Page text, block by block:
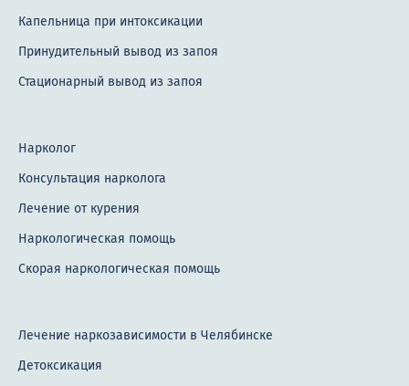
Капельница при интоксикации
Принудительный вывод из запоя
Стационарный вывод из запоя
Нарколог
Консультация нарколога
Лечение от курения
Наркологическая помощь
Скорая наркологическая помощь
Лечение наркозависимости в Челябинске
Детоксикация